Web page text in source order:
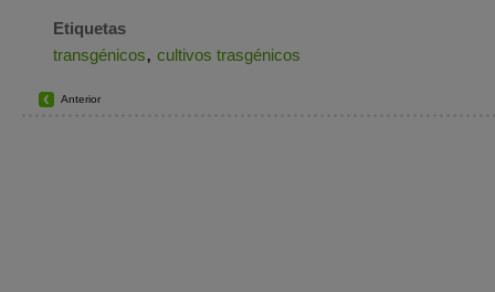
Etiquetas
transgénicos, cultivos trasgénicos
Anterior